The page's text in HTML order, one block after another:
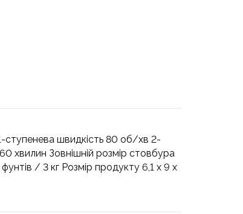
ступенева швидкість 80 об/хв 2-
хвилин Зовнішній розмір стовбура
/ 3 кг Розмір продукту 6,1 x 9 x